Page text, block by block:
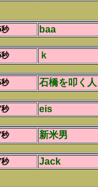
秒 baa
秒 ｋ
秒 石橋を叩く人
秒 eis
秒 新米男
秒 Jack